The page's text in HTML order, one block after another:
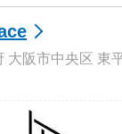
大阪市中央区 東